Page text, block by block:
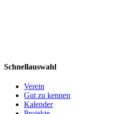
Schnellauswahl
Verein
Gut zu kennen
Kalender